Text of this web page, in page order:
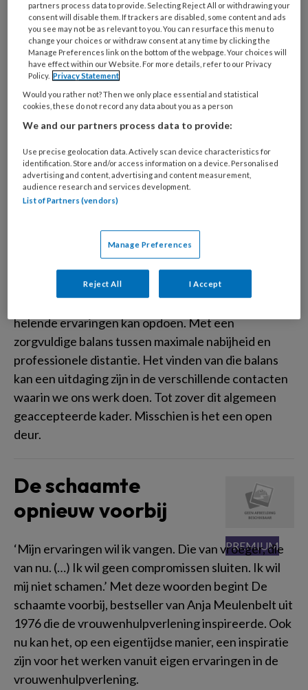
frequent contact. Gedurende hun verblijf in de
organisatie kunnen ouders en familieleden een
beroep doen op sociaal werkers. Behalve sociaal
werker ben ik ook vertrouwenspersoon seksueel
misbruik. Bewoners, medewerkers, familieleden en
relaties van bewoners kunnen bij de
vertrouwenspersoon vertrouwelijk praten over
Veilig nabij
Het thema van dit nummer, afstand
en nabijheid in de hulpverlening, wilde ik aangrijpen
om een pleidooi houden voor het belang van
nabijheid in een professionele relatie. Ik doel op een
helende ervaringen kan opdoen. Met een
zorgvuldige balans tussen maximale nabijheid en
professionele distantie. Het vinden van die balans
kan een uitdaging zijn in de verschillende contacten
waarin we ons werk doen. Tot zover dit algemeen
geaccepteerde kader. Misschien is het een open
deur.
De schaamte
opnieuw voorbij
‘Mijn ervaringen wil ik vangen. Die van vroeger, die
van nu. (…) Ik wil geen compromissen sluiten. Ik wil
mij niet schamen.’ Met deze woorden begint De
schaamte voorbij, bestseller van Anja Meulenbelt uit
1976 die de vrouwenhulpverlening inspireerde. Ook
nu kan het, op een eigentijdse manier, een inspiratie
zijn voor het werken vanuit eigen ervaringen in de
vrouwenhulpverlening.
partners process data to provide. Selecting Reject All or withdrawing your
consent will disable them. If trackers are disabled, some content and ads
you see may not be as relevant to you. You can resurface this menu to
change your choices or withdraw consent at any time by clicking the
Manage Preferences link on the bottom of the webpage. Your choices will
have effect within our Website. For more details, refer to our Privacy
Policy. Privacy Statement
Would you rather not? Then we only place essential and statistical
cookies, these do not record any data about you as a person
We and our partners process data to provide:
Use precise geolocation data. Actively scan device characteristics for
identification. Store and/or access information on a device. Personalised
advertising and content, advertising and content measurement,
audience research and services development.
List of Partners (vendors)
Manage Preferences
Reject All I Accept